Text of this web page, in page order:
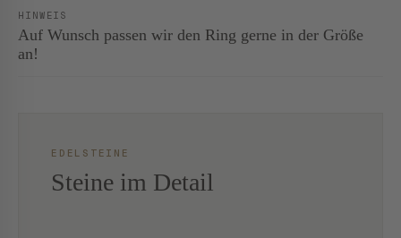
HINWEIS
Auf Wunsch passen wir den Ring gerne in der Größe
an!
EDELSTEINE
Steine im Detail